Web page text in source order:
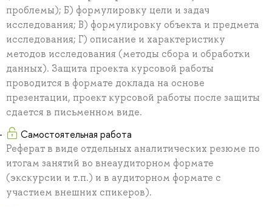
проблемы); Б) формулировку цели и задач
исследования; В) формулировку объекта и предмета
исследования; Г) описание и характеристику
методов исследования (методы сбора и обработки
данных). Защита проекта курсовой работы
проводится в формате доклада на основе
презентации, проект курсовой работы после защиты
сдается в письменном виде.
Самостоятельная работа
Реферат в виде отдельных аналитических резюме по
итогам занятий во внеаудиторном формате
(экскурсии и т.п.) и в аудиторном формате с
участием внешних спикеров).